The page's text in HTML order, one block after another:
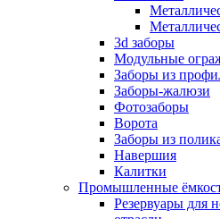
3d заборы
Модульные
Заборы из
Заборы-жалюзи
Фотозаборы
Ворота
Заборы из
Навершия
Калитки
Промышленные
Резервуары для